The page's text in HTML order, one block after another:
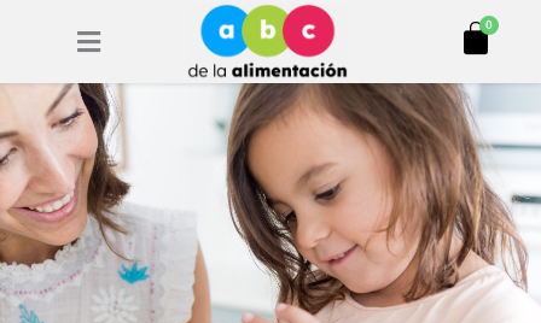
0
Cart